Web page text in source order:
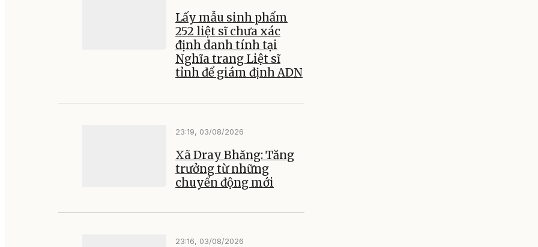
Lấy mẫu sinh phẩm
252 liệt sĩ chưa xác
định danh tính tại
Nghĩa trang Liệt sĩ
tỉnh để giám định ADN
23:19, 03/08/2026
Xã Dray Bhăng: Tăng
trưởng từ những
chuyển động mới
23:16, 03/08/2026